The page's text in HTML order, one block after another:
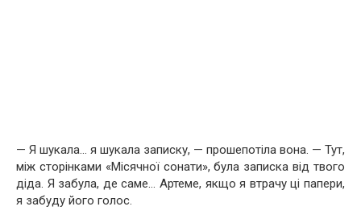
— Я шукала… я шукала записку, — прошепотіла вона. — Тут,
між сторінками «Місячної сонати», була записка від твого
діда. Я забула, де саме… Артеме, якщо я втрачу ці папери,
я забуду його голос.